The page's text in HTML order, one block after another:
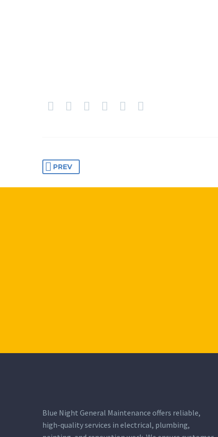
BUSINESS BUILDING
PREV
Blue Night General Maintenance offers reliable,
high-quality services in electrical, plumbing,